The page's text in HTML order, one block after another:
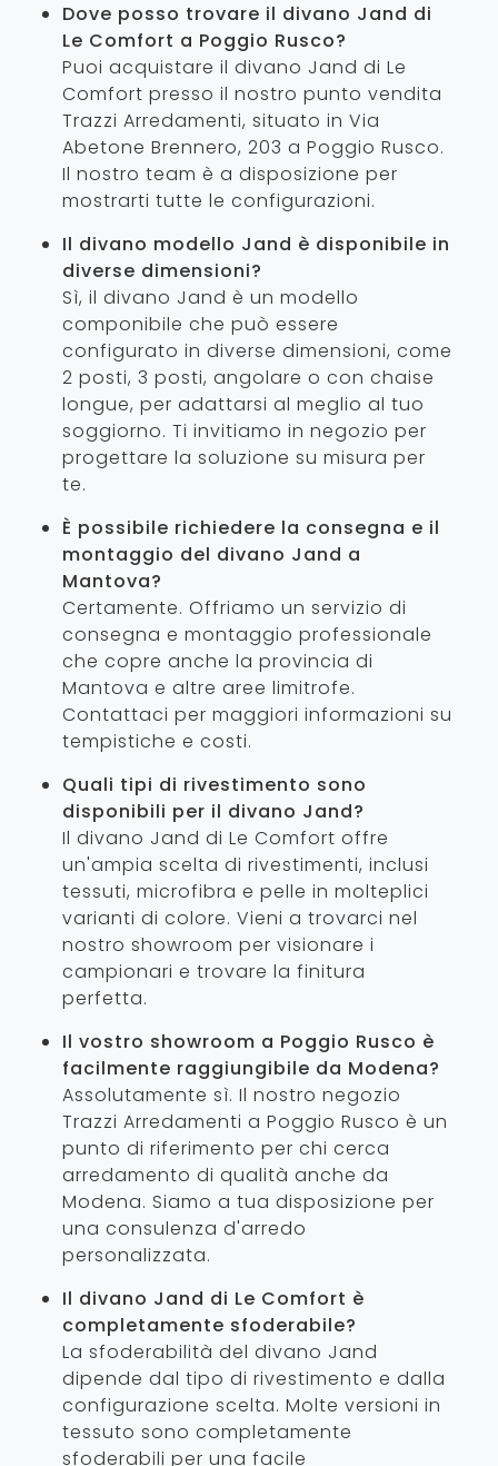
Dove posso trovare il divano Jand di
Le Comfort a Poggio Rusco?
Puoi acquistare il divano Jand di Le
Comfort presso il nostro punto vendita
Trazzi Arredamenti, situato in Via
Abetone Brennero, 203 a Poggio Rusco.
Il nostro team è a disposizione per
mostrarti tutte le configurazioni.
Il divano modello Jand è disponibile in
diverse dimensioni?
Sì, il divano Jand è un modello
componibile che può essere
configurato in diverse dimensioni, come
2 posti, 3 posti, angolare o con chaise
longue, per adattarsi al meglio al tuo
soggiorno. Ti invitiamo in negozio per
progettare la soluzione su misura per
te.
È possibile richiedere la consegna e il
montaggio del divano Jand a
Mantova?
Certamente. Offriamo un servizio di
consegna e montaggio professionale
che copre anche la provincia di
Mantova e altre aree limitrofe.
Contattaci per maggiori informazioni su
tempistiche e costi.
Quali tipi di rivestimento sono
disponibili per il divano Jand?
Il divano Jand di Le Comfort offre
un'ampia scelta di rivestimenti, inclusi
tessuti, microfibra e pelle in molteplici
varianti di colore. Vieni a trovarci nel
nostro showroom per visionare i
campionari e trovare la finitura
perfetta.
Il vostro showroom a Poggio Rusco è
facilmente raggiungibile da Modena?
Assolutamente sì. Il nostro negozio
Trazzi Arredamenti a Poggio Rusco è un
punto di riferimento per chi cerca
arredamento di qualità anche da
Modena. Siamo a tua disposizione per
una consulenza d'arredo
personalizzata.
Il divano Jand di Le Comfort è
completamente sfoderabile?
La sfoderabilità del divano Jand
dipende dal tipo di rivestimento e dalla
configurazione scelta. Molte versioni in
tessuto sono completamente
sfoderabili per una facile